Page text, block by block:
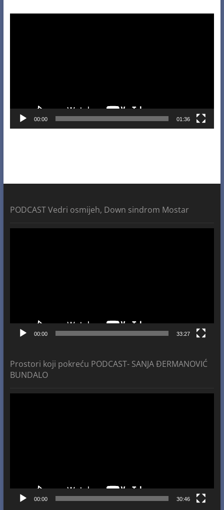
00:00 01:36
PODCAST Vedri osmijeh, Down sindrom Mostar
00:00 33:27
Prostori koji pokreću PODCAST- SANJA ĐERMANOVIĆ
BUNDALO
00:00 30:46